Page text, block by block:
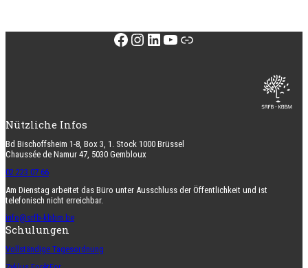
Facebook
Instagram
LinkedIn
YouTube
Link
Nützliche Infos
Bd Bischoffsheim 1-8, Box 3, 1. Stock 1000 Brüssel
Chaussée de Namur 47, 5030 Gembloux
02 223 07 66
Am Dienstag arbeitet das Büro unter Ausschluss der Öffentlichkeit und ist
telefonisch nicht erreichbar.
info@srfb-kbbm.be
Schulungen
Vollständige Tagesordnung